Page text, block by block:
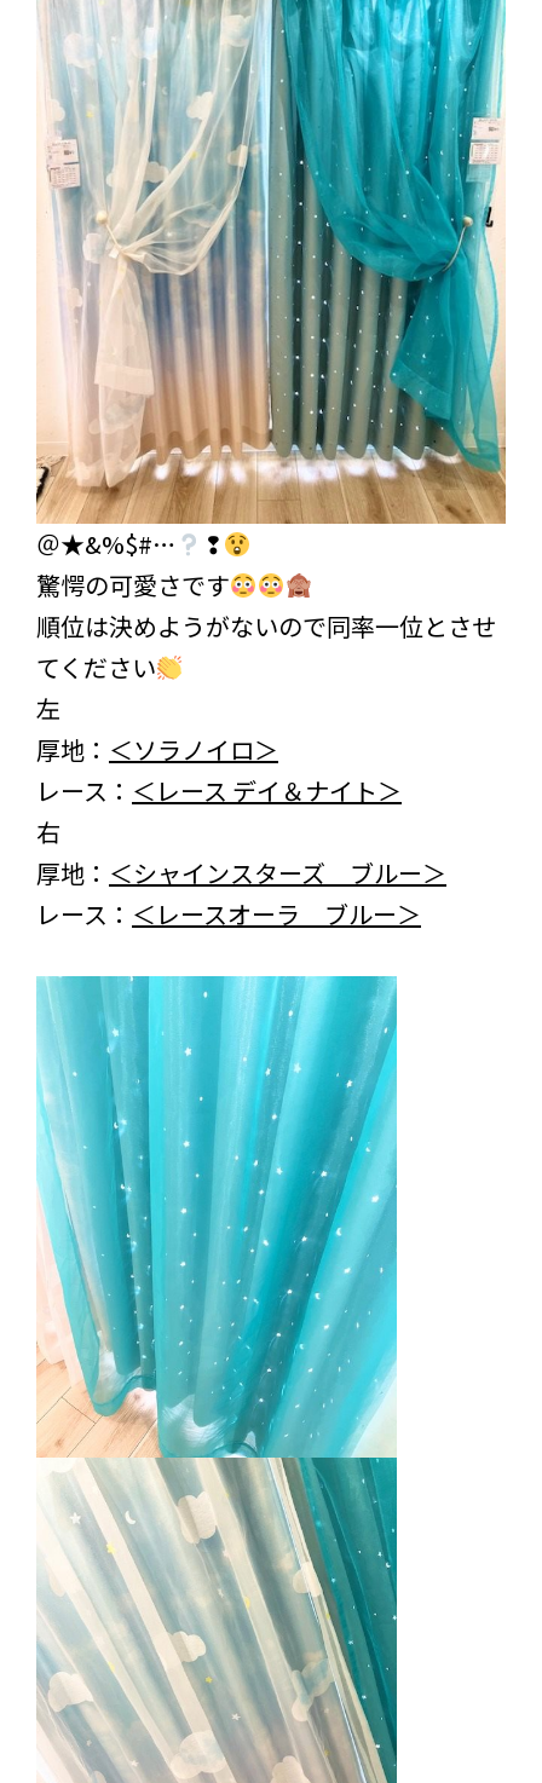
＠★&%$#…
❢
驚愕の可愛さです
順位は決めようがないので同率一位とさせ
てください
左
厚地： ＜ソラノイロ＞
レース： ＜レース デイ＆ナイト＞
右
厚地： ＜シャインスターズ ブルー＞
レース： ＜レースオーラ ブルー＞